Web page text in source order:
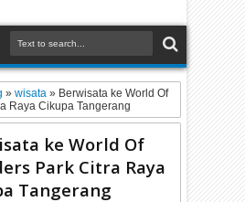
»wisata» Berwisata ke World Of
Raya Cikupa Tangerang
ke World Of
Park Citra Raya
Tangerang